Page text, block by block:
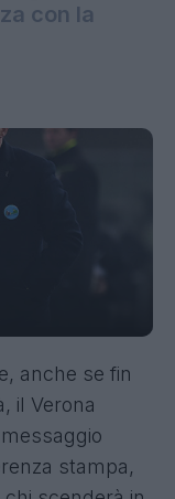
con la
anche se fin
il Verona
stampa,